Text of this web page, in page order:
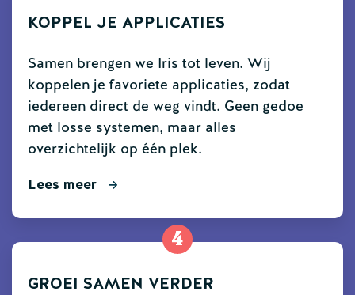
KOPPEL JE APPLICATIES
Samen brengen we Iris tot leven. Wij
koppelen je favoriete applicaties, zodat
iedereen direct de weg vindt. Geen gedoe
met losse systemen, maar alles
overzichtelijk op één plek.
Lees meer
4
GROEI SAMEN VERDER